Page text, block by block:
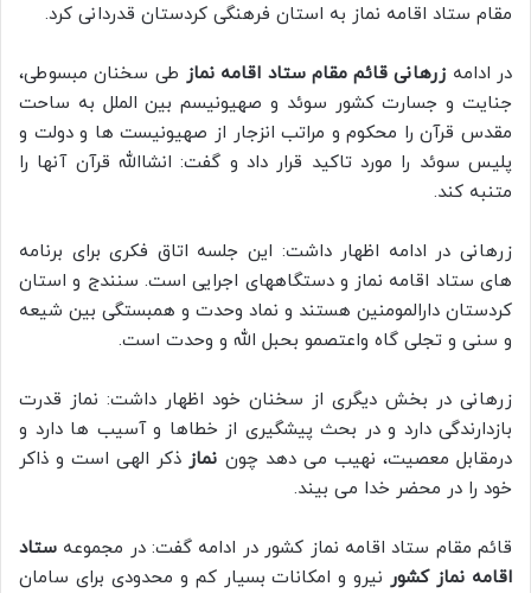
مقام ستاد اقامه نماز به استان فرهنگی کردستان قدردانی کرد.
در ادامه زرهانی قائم مقام ستاد اقامه نماز طی سخنان مبسوطی،
جنایت و جسارت کشور سوئد و صهیونیسم بین الملل به ساحت
مقدس قرآن را محکوم و مراتب انزجار از صهیونیست ها و دولت و
پلیس سوئد را مورد تاکید قرار داد و گفت: انشاالله قرآن آنها را
متنبه کند.
زرهانی در ادامه اظهار داشت: این جلسه اتاق فکری برای برنامه
های ستاد اقامه نماز و دستگاههای اجرایی است. سنندج و استان
کردستان دارالمومنین هستند و نماد وحدت و همبستگی بین شیعه
و سنی و تجلی گاه واعتصمو بحبل الله و وحدت است.
زرهانی در بخش دیگری از سخنان خود اظهار داشت: نماز قدرت
بازدارندگی دارد و در بحث پیشگیری از خطاها و آسیب ها دارد و
درمقابل معصیت، نهیب می دهد چون نماز ذکر الهی است و ذاکر
خود را در محضر خدا می بیند.
قائم مقام ستاد اقامه نماز کشور در ادامه گفت: در مجموعه ستاد
اقامه نماز کشور نیرو و امکانات بسیار کم و محدودی برای سامان